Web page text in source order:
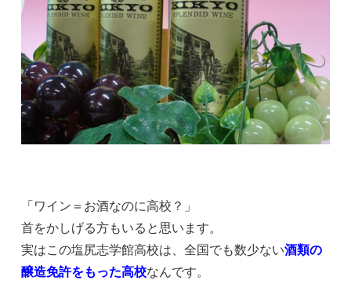
「ワイン＝お酒なのに高校？」
首をかしげる方もいると思います。
実はこの塩尻志学館高校は、全国でも数少ない酒類の
醸造免許をもった高校なんです。